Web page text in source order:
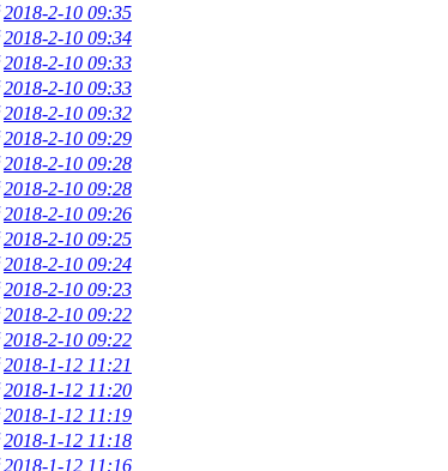
2018-2-10 09:35
2018-2-10 09:34
2018-2-10 09:33
2018-2-10 09:33
2018-2-10 09:32
2018-2-10 09:29
2018-2-10 09:28
2018-2-10 09:28
2018-2-10 09:26
2018-2-10 09:25
2018-2-10 09:24
2018-2-10 09:23
2018-2-10 09:22
2018-2-10 09:22
2018-1-12 11:21
2018-1-12 11:20
2018-1-12 11:19
2018-1-12 11:18
2018-1-12 11:16